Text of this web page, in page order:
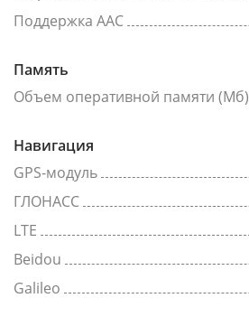
Поддержка AAC
Память
Объем оперативной памяти (Мб)
Навигация
GPS-модуль
ГЛОНАСС
LTE
Beidou
Galileo